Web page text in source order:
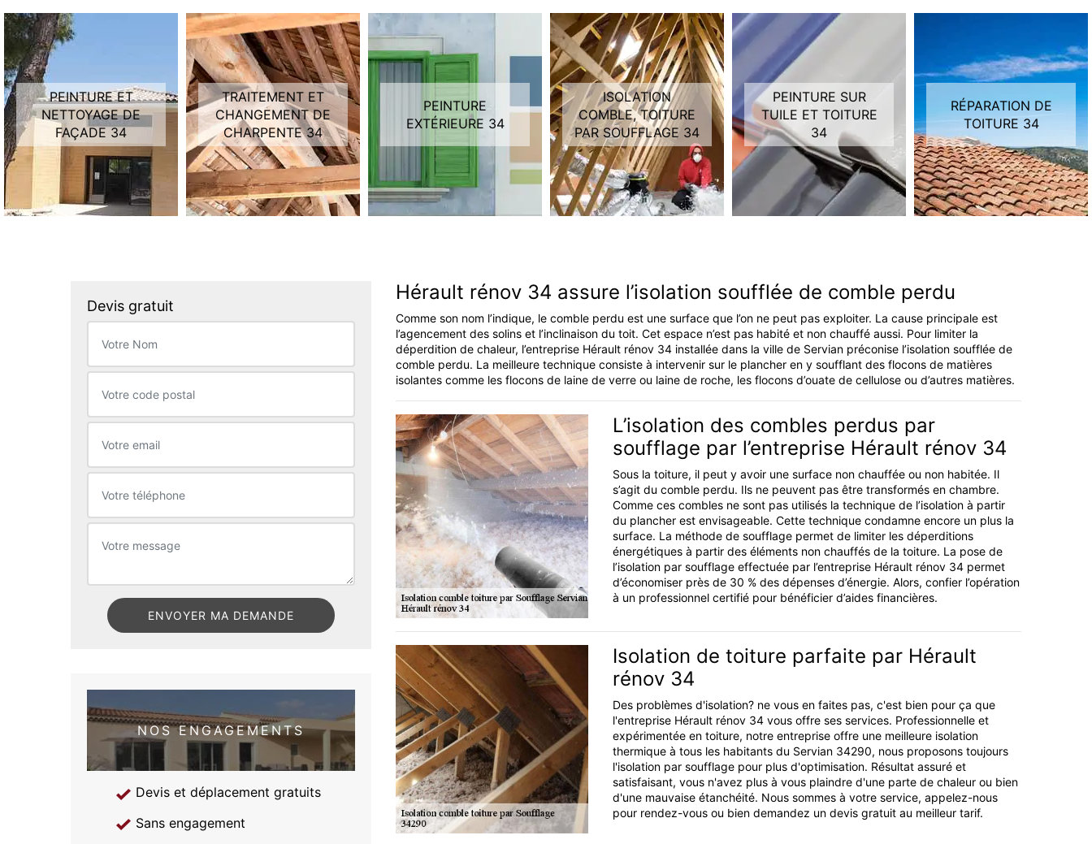
PEINTURE ET
NETTOYAGE DE
FAÇADE 34
TRAITEMENT ET
CHANGEMENT DE
CHARPENTE 34
PEINTURE
EXTÉRIEURE 34
ISOLATION
COMBLE, TOITURE
PAR SOUFFLAGE 34
PEINTURE SUR
TUILE ET TOITURE
34
RÉPARATION DE
TOITURE 34
Devis gratuit
NOS ENGAGEMENTS
Devis et déplacement gratuits
Sans engagement
Hérault rénov 34 assure l’isolation soufflée de comble perdu
Comme son nom l’indique, le comble perdu est une surface que l’on ne peut pas exploiter. La cause principale est
l’agencement des solins et l’inclinaison du toit. Cet espace n’est pas habité et non chauffé aussi. Pour limiter la
déperdition de chaleur, l’entreprise Hérault rénov 34 installée dans la ville de Servian préconise l’isolation soufflée de
comble perdu. La meilleure technique consiste à intervenir sur le plancher en y soufflant des flocons de matières
isolantes comme les flocons de laine de verre ou laine de roche, les flocons d’ouate de cellulose ou d’autres matières.
L’isolation des combles perdus par
soufflage par l’entreprise Hérault rénov 34
Sous la toiture, il peut y avoir une surface non chauffée ou non habitée. Il
s’agit du comble perdu. Ils ne peuvent pas être transformés en chambre.
Comme ces combles ne sont pas utilisés la technique de l’isolation à partir
du plancher est envisageable. Cette technique condamne encore un plus la
surface. La méthode de soufflage permet de limiter les déperditions
énergétiques à partir des éléments non chauffés de la toiture. La pose de
l’isolation par soufflage effectuée par l’entreprise Hérault rénov 34 permet
d’économiser près de 30 % des dépenses d’énergie. Alors, confier l’opération
à un professionnel certifié pour bénéficier d’aides financières.
Isolation de toiture parfaite par Hérault
rénov 34
Des problèmes d'isolation? ne vous en faites pas, c'est bien pour ça que
l'entreprise Hérault rénov 34 vous offre ses services. Professionnelle et
expérimentée en toiture, notre entreprise offre une meilleure isolation
thermique à tous les habitants du Servian 34290, nous proposons toujours
l'isolation par soufflage pour plus d'optimisation. Résultat assuré et
satisfaisant, vous n'avez plus à vous plaindre d'une parte de chaleur ou bien
d'une mauvaise étanchéité. Nous sommes à votre service, appelez-nous
pour rendez-vous ou bien demandez un devis gratuit au meilleur tarif.